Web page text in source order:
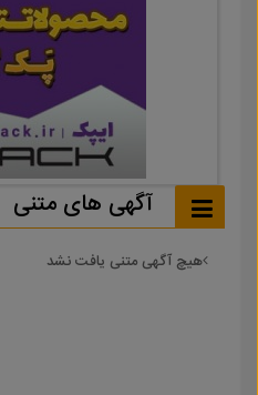
آگهی های متنی
هیچ آگهی متنی یافت نشد